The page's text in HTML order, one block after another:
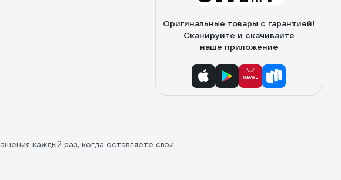
Оригинальные товары с гарантией!
Сканируйте и скачивайте
наше приложение
каждый раз, когда оставляете свои